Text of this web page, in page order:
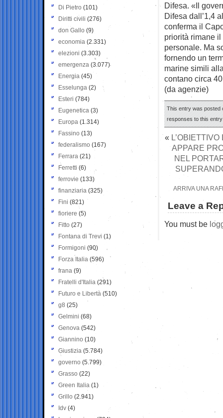
Difesa. «Il
Difesa dall’1,4
conferma il
priorità rimane
personale. Ma
fornendo un
marine simili
contano circa
(da agenzie)
This entry was posted
responses to this
«
APPARE
NEL
ARRIVA UNA
Leave a
You must be
Di Pietro (101)
Diritti civili (276)
don Gallo (9)
economia (2.331)
elezioni (3.303)
emergenza (3.077)
Energia (45)
Esselunga (2)
Esteri (784)
Eugenetica (3)
Europa (1.314)
Fassino (13)
federalismo (167)
Ferrara (21)
Ferretti (6)
ferrovie (133)
finanziaria (325)
Fini (821)
fioriere (5)
Fitto (27)
Fontana di Trevi (1)
Formigoni (90)
Forza Italia (596)
frana (9)
Fratelli d'Italia (291)
Futuro e Libertà (510)
g8 (25)
Gelmini (68)
Genova (542)
Giannino (10)
Giustizia (5.784)
governo (5.799)
Grasso (22)
Green Italia (1)
Grillo (2.941)
Idv (4)